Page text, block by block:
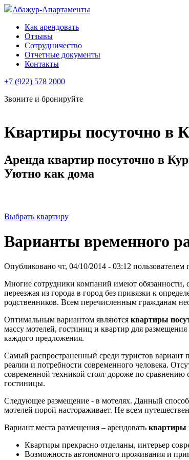
Абажур-Апартаменты
Как арендовать
Отзывы
Сотрудничество
Отчетные документы
Контакты
+7 (922) 578 2000
Звоните и бронируйте
Квартиры посуточно в
Аренда квартир посуточно в
Уютно как дома
Выбрать квартиру
Варианты временного
Опубликовано чт, 04/10/2014 - 03:12 пользователем
Многие сотрудники компаний имеют обязанности,
переезжая из города в город без привязки к
родственников. Всем перечисленным гражданам
Оптимальным вариантом являются квартиры
массу мотелей, гостиниц и квартир для
каждого предложения.
Самый распространенный среди туристов
реалии и потребности современного человека.
современной техникой стоят дороже по
гостиницы.
Следующее размещение - в мотелях. Данный
мотелей порой настораживает. Не всем
Вариант места размещения – арендовать квартиры
Квартиры прекрасно отделаны, интерьер
Возможность автономного проживания и